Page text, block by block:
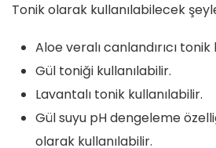
Tonik olarak kullanılabilecek
Aloe veralı canlandırıcı tonik
Gül toniği kullanılabilir.
Lavantalı tonik kullanılabilir.
Gül suyu pH dengeleme
olarak kullanılabilir.